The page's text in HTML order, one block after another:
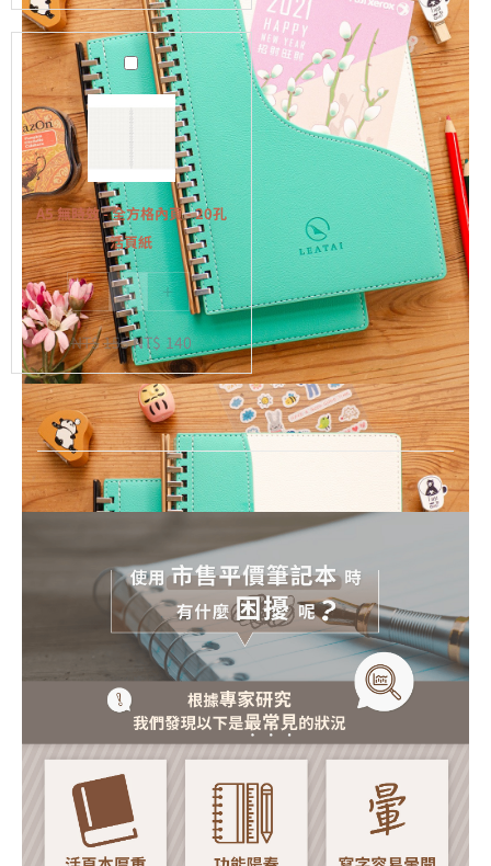
20
孔
活
頁
A5
無
時
效
-
全
方
格
內
頁
-
20
孔
活
頁
紙
A5 無時效 - 全方格內頁 - 20孔
活頁紙
- +
NT$155NT$ 140